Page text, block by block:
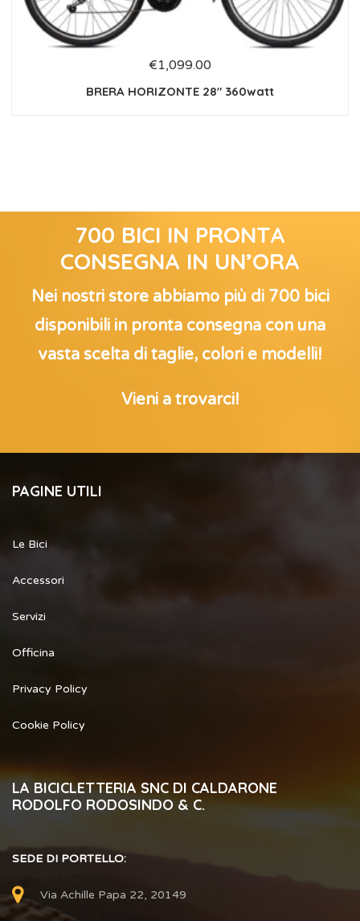
€1,099.00
BRERA HORIZONTE 28″ 360watt
700 BICI IN PRONTA
CONSEGNA IN UN’ORA
Nei nostri store abbiamo più di 700 bici
disponibili in pronta consegna con una
vasta scelta di taglie, colori e modelli!
Vieni a trovarci!
PAGINE UTILI
Le Bici
Accessori
Servizi
Officina
Privacy Policy
Cookie Policy
LA BICICLETTERIA SNC DI CALDARONE
RODOLFO RODOSINDO & C.
SEDE DI PORTELLO:
Via Achille Papa 22, 20149